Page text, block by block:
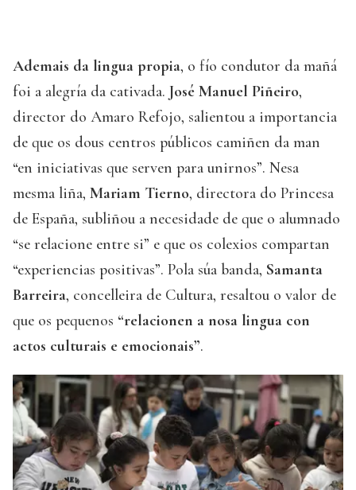
Ademais da lingua propia, o fío condutor da mañá
foi a alegría da cativada. José Manuel Piñeiro,
director do Amaro Refojo, salientou a importancia
de que os dous centros públicos camiñen da man
“en iniciativas que serven para unirnos”. Nesa
mesma liña, Mariam Tierno, directora do Princesa
de España, subliñou a necesidade de que o alumnado
“se relacione entre si” e que os colexios compartan
“experiencias positivas”. Pola súa banda, Samanta
Barreira, concelleira de Cultura, resaltou o valor de
que os pequenos “relacionen a nosa lingua con
actos culturais e emocionais”.